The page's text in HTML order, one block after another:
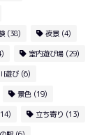
(38) 夜景 (4)
室内遊び場 (29)
遊び (6)
景色 (19)
立ち寄り (13)